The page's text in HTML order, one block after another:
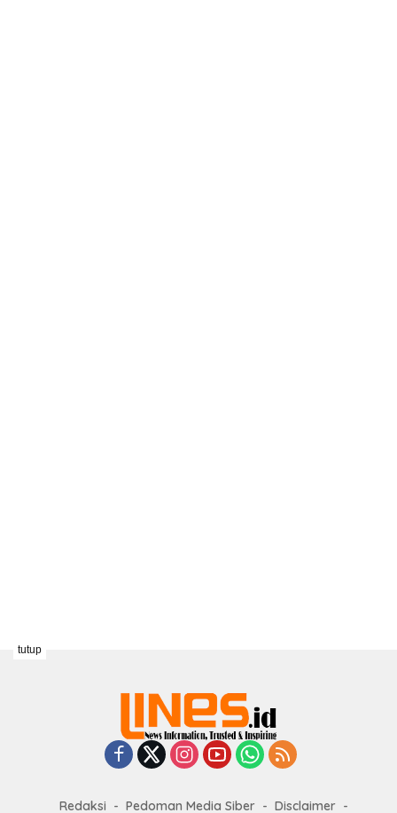
Redaksi Pedoman Media Siber Disclaimer
tutup